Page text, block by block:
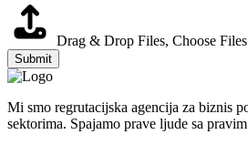
Drag & Drop Files, Choose
Submit
Mi smo regrutacijska agencija za biznis
sektorima. Spajamo prave ljude sa